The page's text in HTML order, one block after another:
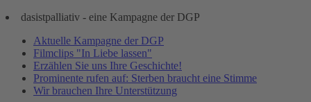
dasistpalliativ - eine Kampagne der DGP
Aktuelle Kampagne der DGP
Filmclips "In Liebe lassen"
Erzählen Sie uns Ihre Geschichte!
Prominente rufen auf: Sterben braucht eine Stimme
Wir brauchen Ihre Unterstützung